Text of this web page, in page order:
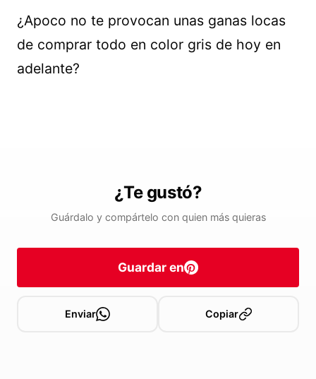
¿Apoco no te provocan unas ganas locas
de comprar todo en color gris de hoy en
adelante?
¿Te gustó?
Guárdalo y compártelo con quien más quieras
Guardar en
Enviar Copiar